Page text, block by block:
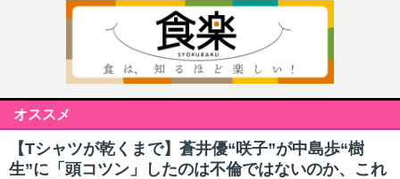
オススメ
【Tシャツが乾くまで】蒼井優“咲子”が中島歩“樹
生”に「頭コツン」したのは不倫ではないのか、これ